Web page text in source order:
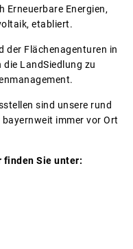
Erneuerbare Energien,
etabliert.
der Flächenagenturen in
LandSiedlung zu
sind unsere rund
immer vor Ort
finden Sie unter: